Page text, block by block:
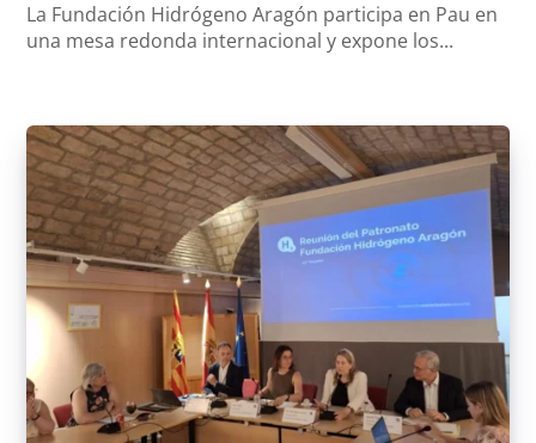
La Fundación Hidrógeno Aragón participa en Pau en
una mesa redonda internacional y expone los...